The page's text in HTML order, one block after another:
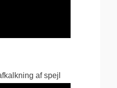
af spejl